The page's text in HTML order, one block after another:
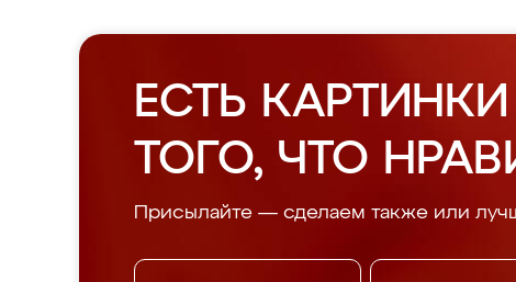
ЕСТЬ
ТОГО, ЧТО
Присылайте — сделаем также или